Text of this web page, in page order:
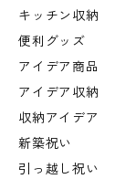
キッチン収納
便利グッズ
アイデア商品
アイデア収納
収納アイデア
新築祝い
引っ越し祝い